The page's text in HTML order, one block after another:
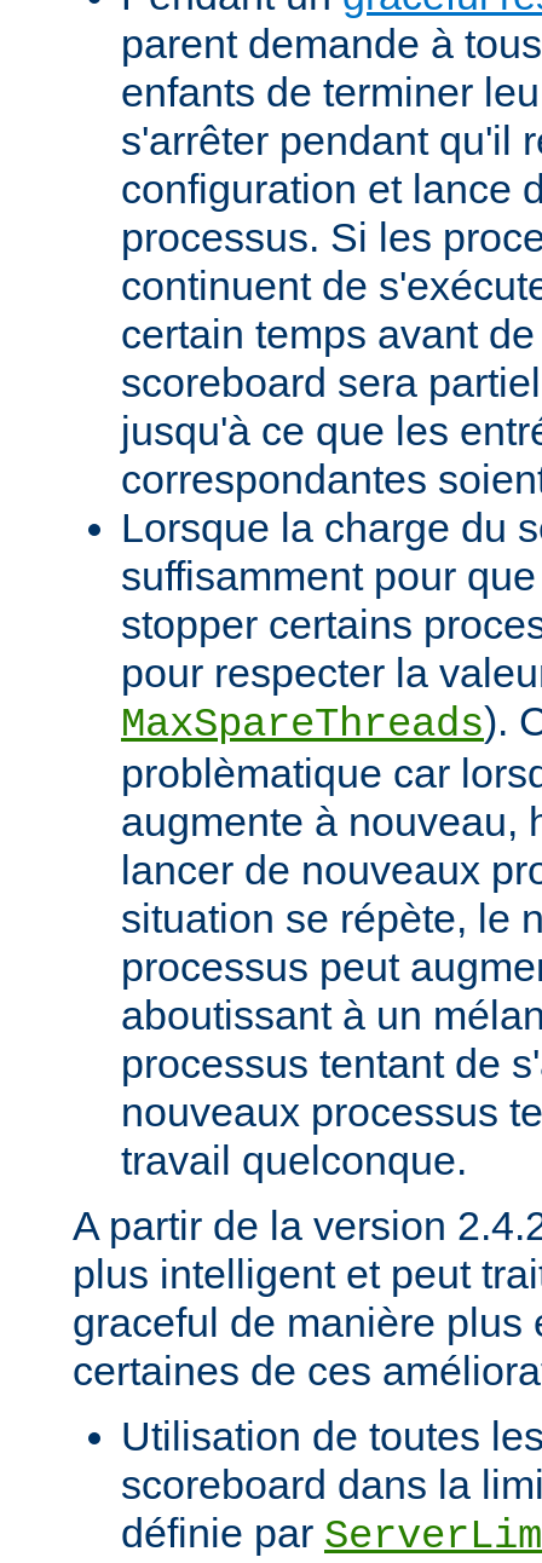
parent demande à
enfants de terminer
s'arrêter pendant qu'il
configuration et lance
processus. Si les
continuent de
certain temps avant
scoreboard sera
jusqu'à ce que les
correspondantes
Lorsque la charge du
suffisamment pour
stopper certains
pour respecter la
MaxSpareThreads).
problèmatique car
augmente à nouveau,
lancer de nouveaux
situation se répète, le
processus peut
aboutissant à un
processus tentant de
nouveaux processus
travail quelconque.
A partir de la version
plus intelligent et peut
graceful de manière plus
certaines de ces
Utilisation de toutes
scoreboard dans la
définie par